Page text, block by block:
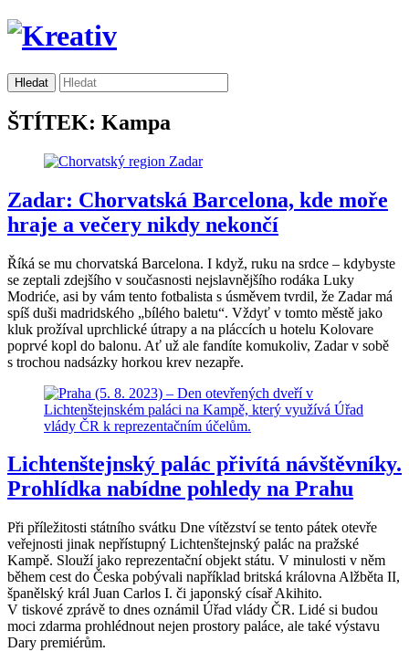
ŠTÍTEK: Kampa
Zadar: Chorvatská Barcelona, kde moře
hraje a večery nikdy nekončí
Říká se mu chorvatská Barcelona. I když, ruku na srdce – kdybyste
se zeptali zdejšího v současnosti nejslavnějšího rodáka Luky
Modriće, asi by vám tento fotbalista s úsměvem tvrdil, že Zadar má
spíš duši madridského „bílého baletu“. Vždyť v tomto městě jako
kluk prožíval uprchlické útrapy a na pláccích u hotelu Kolovare
poprvé kopl do balonu. Ať už ale fandíte komukoliv, Zadar v sobě
s trochou nadsázky horkou krev nezapře.
Lichtenštejnský palác přivítá návštěvníky.
Prohlídka nabídne pohledy na Prahu
Při příležitosti státního svátku Dne vítězství se tento pátek otevře
veřejnosti jinak nepřístupný Lichtenštejnský palác na pražské
Kampě. Slouží jako reprezentační objekt státu. V minulosti v něm
během cest do Česka pobývali například britská královna Alžběta II,
španělský král Juan Carlos I. či japonský císař Akihito.
V tiskové zprávě to dnes oznámil Úřad vlády ČR. Lidé si budou
moci zdarma prohlédnout nejen prostory paláce, ale také výstavu
Dary premiérům.